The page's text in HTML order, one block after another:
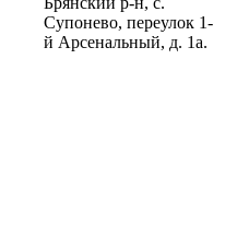
Супонево, переулок 1-
й Арсенальный, д. 1а.